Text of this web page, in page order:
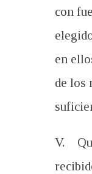
con
en
de los
V.